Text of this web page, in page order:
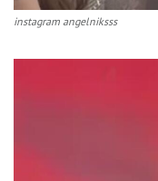
instagram angelniksss